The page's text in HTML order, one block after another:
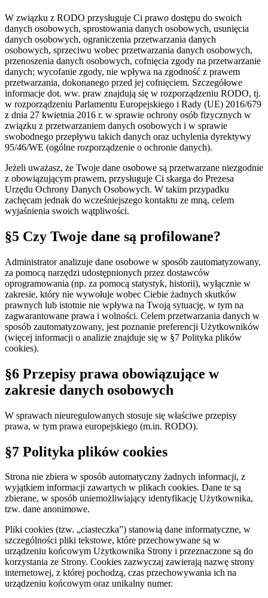
W związku z RODO przysługuje Ci prawo dostępu do swoich
danych osobowych, sprostowania danych osobowych, usunięcia
danych osobowych, ograniczenia przetwarzania danych
osobowych, sprzeciwu wobec przetwarzania danych osobowych,
przenoszenia danych osobowych, cofnięcia zgody na przetwarzanie
danych; wycofanie zgody, nie wpływa na zgodność z prawem
przetwarzania, dokonanego przed jej cofnięciem. Szczegółowe
informacje dot. ww. praw znajdują się w rozporządzeniu RODO, tj.
w rozporządzeniu Parlamentu Europejskiego i Rady (UE) 2016/679
z dnia 27 kwietnia 2016 r. w sprawie ochrony osób fizycznych w
związku z przetwarzaniem danych osobowych i w sprawie
swobodnego przepływu takich danych oraz uchylenia dyrektywy
95/46/WE (ogólne rozporządzenie o ochronie danych).
Jeżeli uważasz, że Twoje dane osobowe są przetwarzane niezgodnie
z obowiązującym prawem, przysługuje Ci skarga do Prezesa
Urzędu Ochrony Danych Osobowych. W takim przypadku
zachęcam jednak do wcześniejszego kontaktu ze mną, celem
wyjaśnienia swoich wątpliwości.
§5 Czy Twoje dane są profilowane?
Administrator analizuje dane osobowe w sposób zautomatyzowany,
za pomocą narzędzi udostępnionych przez dostawców
oprogramowania (np. za pomocą statystyk, historii), wyłącznie w
zakresie, który nie wywołuje wobec Ciebie żadnych skutków
prawnych lub istotnie nie wpływa na Twoją sytuację, w tym na
zagwarantowane prawa i wolności. Celem przetwarzania danych w
sposób zautomatyzowany, jest poznanie preferencji Użytkowników
(więcej informacji o analizie znajduje się w §7 Polityka plików
cookies).
§6 Przepisy prawa obowiązujące w
zakresie danych osobowych
W sprawach nieuregulowanych stosuje się właściwe przepisy
prawa, w tym prawa europejskiego (m.in. RODO).
§7 Polityka plików cookies
Strona nie zbiera w sposób automatyczny żadnych informacji, z
wyjątkiem informacji zawartych w plikach cookies. Dane te są
zbierane, w sposób uniemożliwiający identyfikację Użytkownika,
tzw. dane anonimowe.
Pliki cookies (tzw. „ciasteczka”) stanowią dane informatyczne, w
szczególności pliki tekstowe, które przechowywane są w
urządzeniu końcowym Użytkownika Strony i przeznaczone są do
korzystania ze Strony. Cookies zazwyczaj zawierają nazwę strony
internetowej, z której pochodzą, czas przechowywania ich na
urządzeniu końcowym oraz unikalny numer.